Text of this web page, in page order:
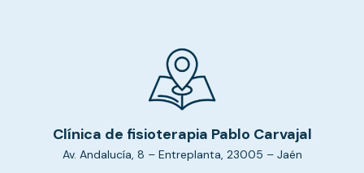
Clínica de fisioterapia Pablo Carvajal
Av. Andalucía, 8 – Entreplanta, 23005 – Jaén